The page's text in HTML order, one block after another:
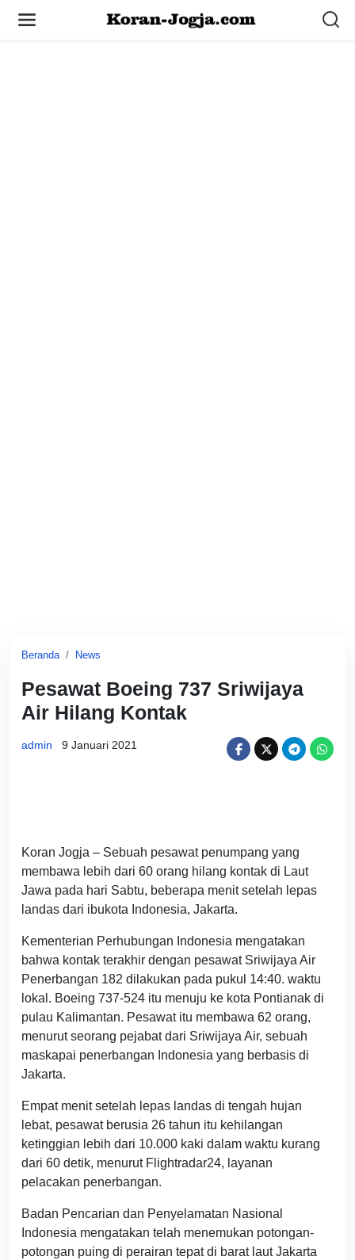
Beranda News
Pesawat Boeing 737 Sriwijaya
Air Hilang Kontak
admin 9 Januari 2021
Koran Jogja – Sebuah pesawat penumpang yang
membawa lebih dari 60 orang hilang kontak di Laut
Jawa pada hari Sabtu, beberapa menit setelah lepas
landas dari ibukota Indonesia, Jakarta.
Kementerian Perhubungan Indonesia mengatakan
bahwa kontak terakhir dengan pesawat Sriwijaya Air
Penerbangan 182 dilakukan pada pukul 14:40. waktu
lokal. Boeing 737-524 itu menuju ke kota Pontianak di
pulau Kalimantan. Pesawat itu membawa 62 orang,
menurut seorang pejabat dari Sriwijaya Air, sebuah
maskapai penerbangan Indonesia yang berbasis di
Jakarta.
Empat menit setelah lepas landas di tengah hujan
lebat, pesawat berusia 26 tahun itu kehilangan
ketinggian lebih dari 10.000 kaki dalam waktu kurang
dari 60 detik, menurut Flightradar24, layanan
pelacakan penerbangan.
Badan Pencarian dan Penyelamatan Nasional
Indonesia mengatakan telah menemukan potongan-
potongan puing di perairan tepat di barat laut Jakarta